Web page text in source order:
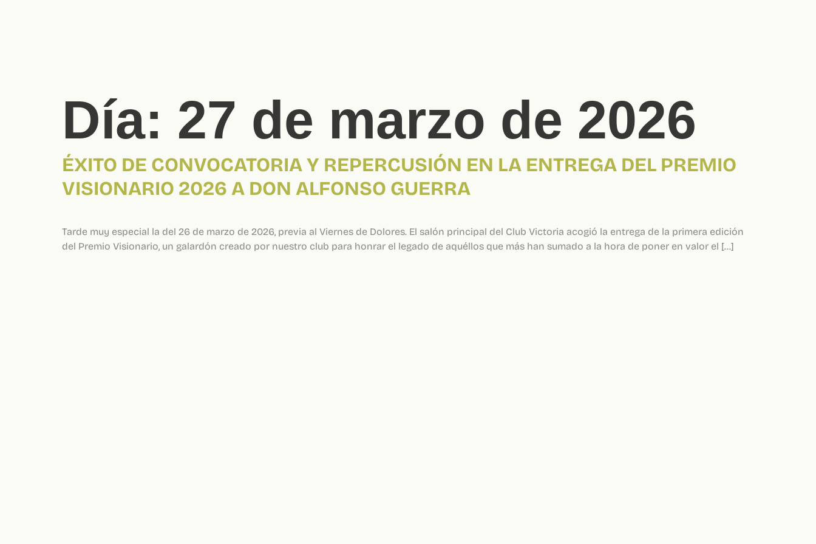
Día: 27 de marzo de 2026
ÉXITO DE CONVOCATORIA Y REPERCUSIÓN EN LA ENTREGA DEL PREMIO
VISIONARIO 2026 A DON ALFONSO GUERRA
Tarde muy especial la del 26 de marzo de 2026, previa al Viernes de Dolores. El salón principal del Club Victoria acogió la entrega de la primera edición
del Premio Visionario, un galardón creado por nuestro club para honrar el legado de aquéllos que más han sumado a la hora de poner en valor el […]